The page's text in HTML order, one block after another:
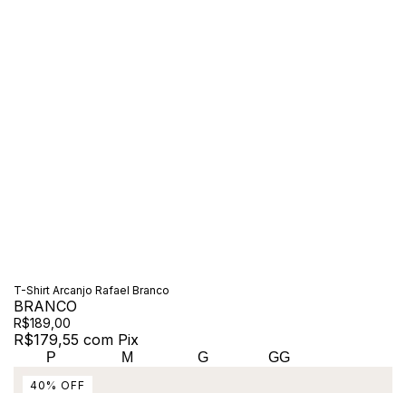
T-Shirt Arcanjo Rafael Branco
BRANCO
R$189,00
R$179,55 com Pix
P M G GG
40 % OFF